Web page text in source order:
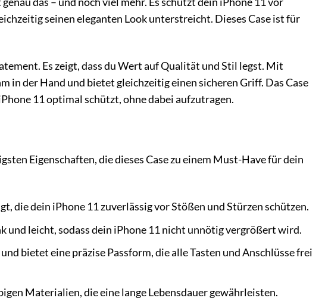
seinen eleganten Look unterstreicht. Dieses Case ist für
Es zeigt, dass du Wert auf Qualität und Stil legst. Mit
in der Hand und bietet gleichzeitig einen sicheren Griff. Das Case
11 optimal schützt, ohne dabei aufzutragen.
Eigenschaften, die dieses Case zu einem Must-Have für dein
die dein iPhone 11 zuverlässig vor Stößen und Stürzen schützen.
und leicht, sodass dein iPhone 11 nicht unnötig vergrößert wird.
bietet eine präzise Passform, die alle Tasten und Anschlüsse frei
Materialien, die eine lange Lebensdauer gewährleisten.